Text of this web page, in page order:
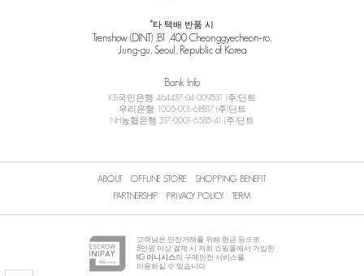
*타 택배 반품 시
Trenshow (DINT) ,B1 ,400 Cheonggyecheon-ro,
Jung-gu, Seoul, Republic of Korea
Bank Info
KB국민은행 464437-04-009531 (주)딘트
우리은행 1005-001-618817 (주)딘트
NH농협은행 317-0001-6585-41 (주)딘트
ABOUT OFFLINE STORE
SHOPPING BENEFIT
PARTNERSHIP
PRIVACY POLICY TERM
고객님은 안전거래를 위해 현금 등으로
5만원 이상 결제 시 저희 쇼핑몰에서 가입한
KG 이니시스의 구매안전 서비스를
이용하실 수 있습니다.